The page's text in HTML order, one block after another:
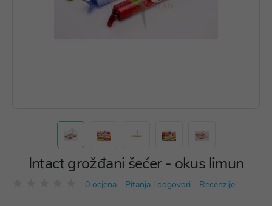
Intact grožđani šećer - okus limun
0 ocjena Pitanja i odgovori Recenzije